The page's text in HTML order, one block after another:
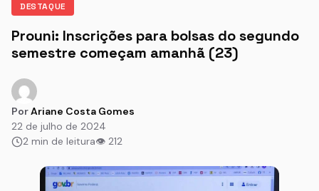
DESTAQUE
Prouni: Inscrições para bolsas do segundo
semestre começam amanhã (23)
PorAriane Costa Gomes
22 de julho de 2024
2 min de leitura👁 212